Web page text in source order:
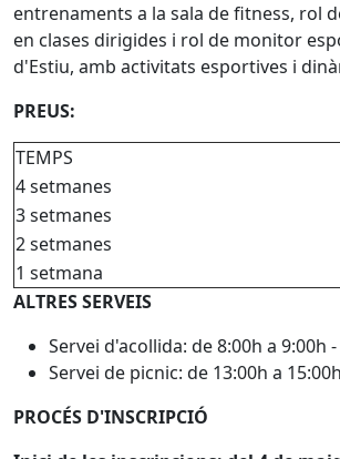
entrenaments a la sala de fitness, rol
en clases dirigides i rol de monitor
d'Estiu, amb activitats esportives i
PREUS:
TEMPS
4 setmanes
3 setmanes
2 setmanes
1 setmana
ALTRES SERVEIS
Servei d'acollida: de 8:00h a 9:00h
Servei de picnic: de 13:00h a
PROCÉS D'INSCRIPCIÓ